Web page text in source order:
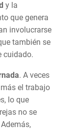
y la
que genera
involucrarse
también se
cuidado.
. A veces
el trabajo
lo que
no se